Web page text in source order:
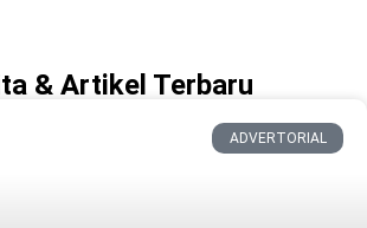
& Artikel Terbaru
ADVERTORIAL